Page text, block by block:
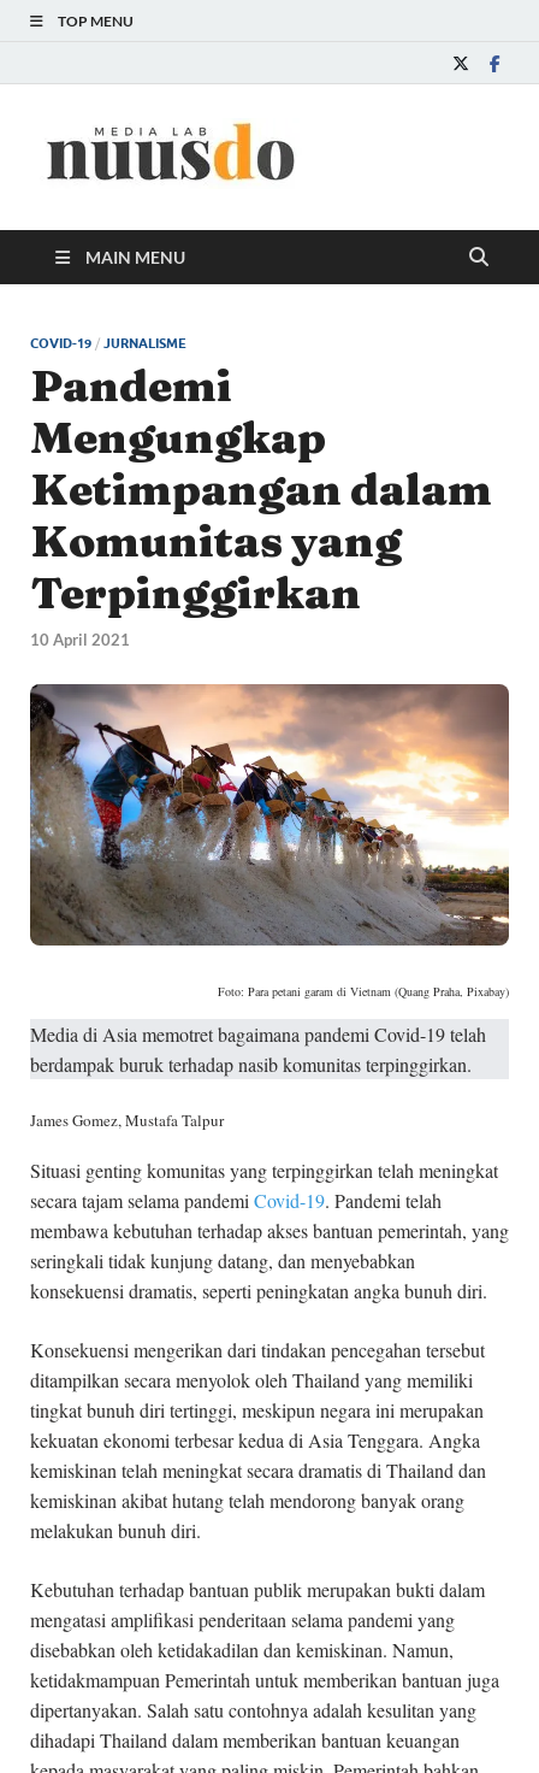
TOP MENU
MAIN MENU
COVID-19 / JURNALISME
Pandemi
Mengungkap
Ketimpangan dalam
Komunitas yang
Terpinggirkan
10 April 2021
Foto: Para petani garam di Vietnam (Quang Praha, Pixabay)
Media di Asia memotret bagaimana pandemi Covid-19 telah
berdampak buruk terhadap nasib komunitas terpinggirkan.
James Gomez, Mustafa Talpur
Situasi genting komunitas yang terpinggirkan telah meningkat
secara tajam selama pandemiCovid-19. Pandemi telah
membawa kebutuhan terhadap akses bantuan pemerintah, yang
seringkali tidak kunjung datang, dan menyebabkan
konsekuensi dramatis, seperti peningkatan angka bunuh diri.
Konsekuensi mengerikan dari tindakan pencegahan tersebut
ditampilkan secara menyolok oleh Thailand yang memiliki
tingkat bunuh diri tertinggi, meskipun negara ini merupakan
kekuatan ekonomi terbesar kedua di Asia Tenggara. Angka
kemiskinan telah meningkat secara dramatis di Thailand dan
kemiskinan akibat hutang telah mendorong banyak orang
melakukan bunuh diri.
Kebutuhan terhadap bantuan publik merupakan bukti dalam
mengatasi amplifikasi penderitaan selama pandemi yang
disebabkan oleh ketidakadilan dan kemiskinan. Namun,
ketidakmampuan Pemerintah untuk memberikan bantuan juga
dipertanyakan. Salah satu contohnya adalah kesulitan yang
dihadapi Thailand dalam memberikan bantuan keuangan